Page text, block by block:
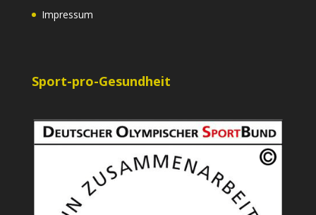
Impressum
Sport-pro-Gesundheit